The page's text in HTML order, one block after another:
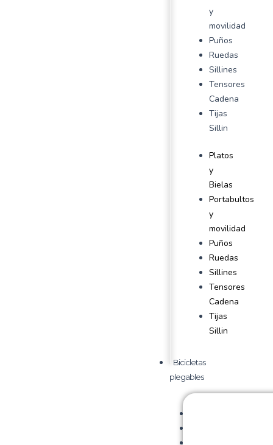
y
movilidad
Puños
Ruedas
Sillines
Tensores
Cadena
Tijas
Sillin
Platos
y
Bielas
Portabultos
y
movilidad
Puños
Ruedas
Sillines
Tensores
Cadena
Tijas
Sillin
Bicicletas
plegables